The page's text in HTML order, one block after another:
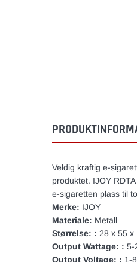
Veldig kraftig e-
produktet. IJOY
e-sigaretten plass til
Merke: IJOY
Materiale: Metall
Størrelse: : 28 x 55 x
Output Wattage: : 5-
Output Voltage: : 1-